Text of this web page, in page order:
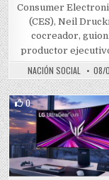
Consumer
(CES), Neil
cocreador,
productor
NACIÓN SOCIAL 08/
0
Posted in